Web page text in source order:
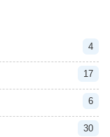
4
17
6
30